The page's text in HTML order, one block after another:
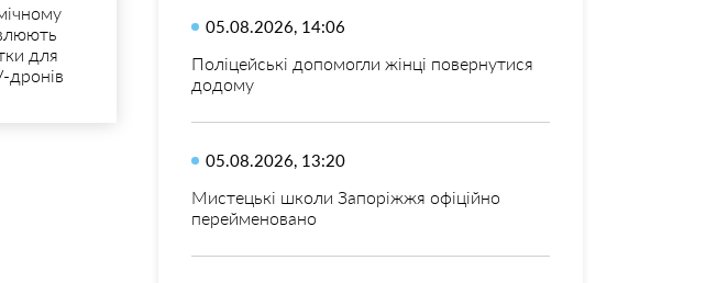
для
дронів
05.08.2026, 14:06
Поліцейські допомогли жінці повернутися
додому
05.08.2026, 13:20
Мистецькі школи Запоріжжя офіційно
перейменовано